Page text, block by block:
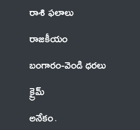
రాశి ఫలాలు
రాజకీయం
బంగారం-వెండి ధరలు
క్రైమ్
అనేకం